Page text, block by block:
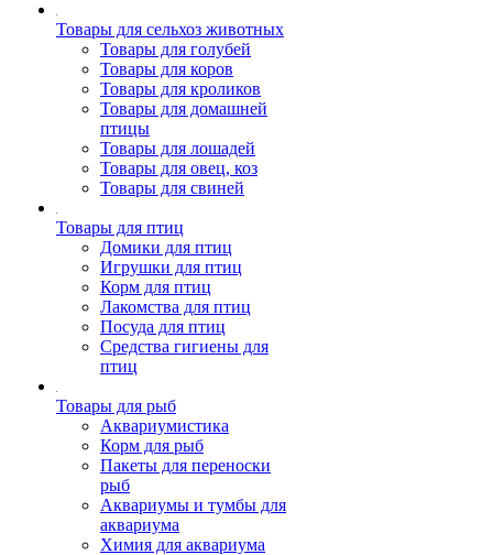
Товары для сельхоз животных
Товары для голубей
Товары для коров
Товары для кроликов
Товары для домашней
птицы
Товары для лошадей
Товары для овец, коз
Товары для свиней
Товары для птиц
Домики для птиц
Игрушки для птиц
Корм для птиц
Лакомства для птиц
Посуда для птиц
Средства гигиены для
птиц
Товары для рыб
Аквариумистика
Корм для рыб
Пакеты для переноски
рыб
Аквариумы и тумбы для
аквариума
Химия для аквариума